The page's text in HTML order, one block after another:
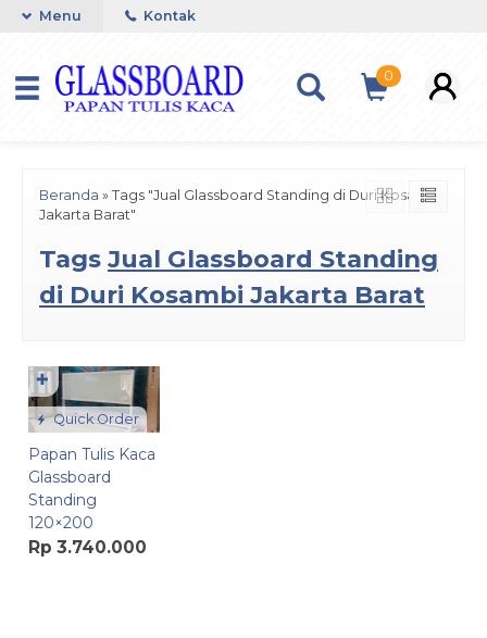
Menu Kontak
0
Beranda » Tags "Jual Glassboard Standing di Duri Kosambi
Jakarta Barat"
Tags Jual Glassboard Standing
di Duri Kosambi Jakarta Barat
Quick Order
Papan Tulis Kaca
Glassboard
Standing
120×200
Rp 3.740.000
✚